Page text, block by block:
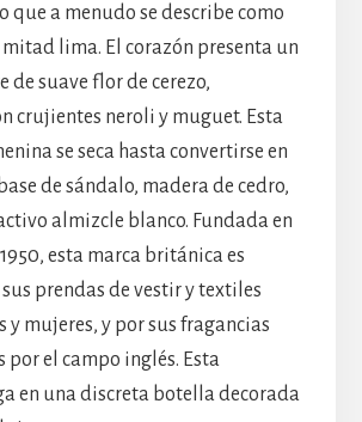
que a menudo se describe como
lima. El corazón presenta un
de suave flor de cerezo,
crujientes neroli y muguet. Esta
se seca hasta convertirse en
de sándalo, madera de cedro,
almizcle blanco. Fundada en
esta marca británica es
prendas de vestir y textiles
y mujeres, y por sus fragancias
el campo inglés. Esta
en una discreta botella decorada